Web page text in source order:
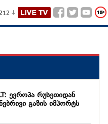
ევროპა რუსეთიდან
გაზის იმპორტს